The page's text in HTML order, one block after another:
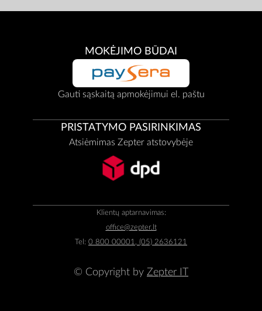
MOKĖJIMO BŪDAI
Gauti sąskaitą apmokėjimui el. paštu
PRISTATYMO PASIRINKIMAS
Atsiėmimas Zepter atstovybėje
Klientų aptarnavimas:
office@zepter.lt
Tel: 0 800 00001, (05) 2636121
© Copyright by Zepter IT